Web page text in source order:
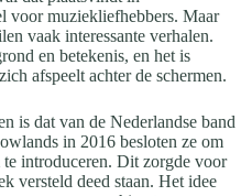
voor muziekliefhebbers. Maar
vaak interessante verhalen.
en betekenis, en het is
afspeelt achter de schermen.
is dat van de Nederlandse band
in 2016 besloten ze om
introduceren. Dit zorgde voor
versteld deed staan. Het idee